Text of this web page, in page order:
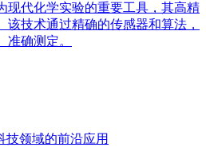
现代化学实验的重要工具，其高精
该技术通过精确的传感器和算法，
确测定。
技领域的前沿应用